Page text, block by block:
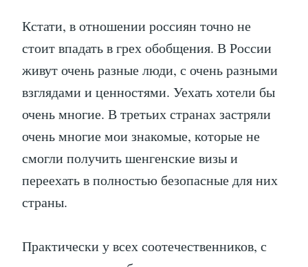
Кстати, в отношении россиян точно не
стоит впадать в грех обобщения. В России
живут очень разные люди, с очень разными
взглядами и ценностями. Уехать хотели бы
очень многие. В третьих странах застряли
очень многие мои знакомые, которые не
смогли получить шенгенские визы и
переехать в полностью безопасные для них
страны.
Практически у всех соотечественников, с